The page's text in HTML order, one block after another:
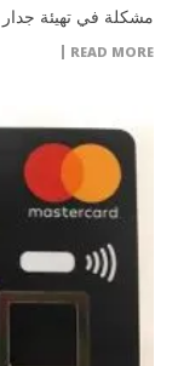
مشكلة في تهيئة
READ MORE